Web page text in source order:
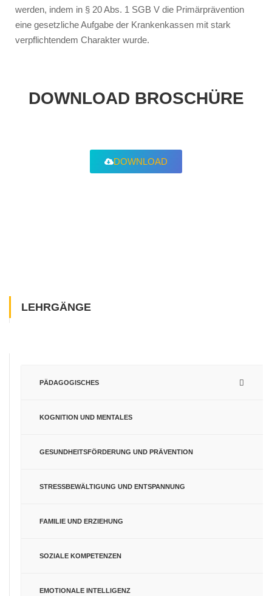
werden, indem in § 20 Abs. 1 SGB V die Primärprävention
eine gesetzliche Aufgabe der Krankenkassen mit stark
verpflichtendem Charakter wurde.
DOWNLOAD BROSCHÜRE
DOWNLOAD
LEHRGÄNGE
PÄDAGOGISCHES
KOGNITION UND MENTALES
GESUNDHEITSFÖRDERUNG UND PRÄVENTION
STRESSBEWÄLTIGUNG UND ENTSPANNUNG
FAMILIE UND ERZIEHUNG
SOZIALE KOMPETENZEN
EMOTIONALE INTELLIGENZ